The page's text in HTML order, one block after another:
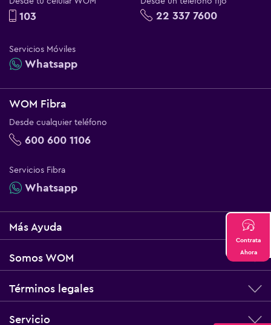
103 22 337 7600
Servicios Móviles
Whatsapp
WOM Fibra
Desde cualquier teléfono
600 600 1106
Servicios Fibra
Whatsapp
Más Ayuda
Somos WOM
Términos legales
Servicio
Contrata
Ahora